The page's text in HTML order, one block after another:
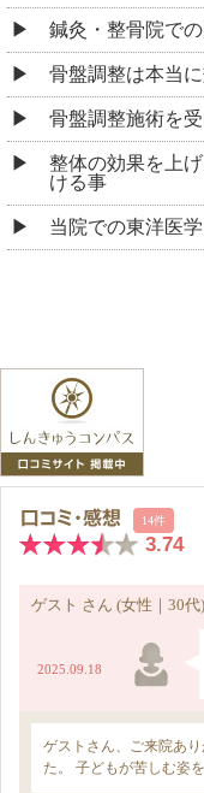
鍼灸・整骨院で
骨盤調整は本当
骨盤調整施術を
整体の効果を上
ける事
当院での東洋医学